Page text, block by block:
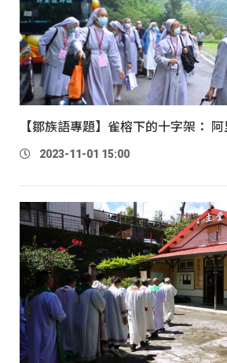
【鄒族語專題】雀榕下的十字架：
2023-11-01 15:00